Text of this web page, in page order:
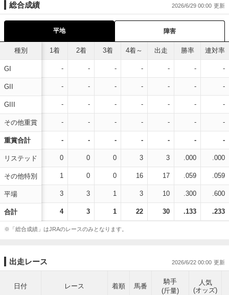
総合成績 2026/6/29 00:00
平地 障害
種別
GI
GII
GIII
その他重賞
重賞合計
リステッド
その他特別
平場
合計
1着 2着 3着 4着～ 出走 勝率 連対率
- - - - - - -
- - - - - - -
- - - - - - -
- - - - - - -
- - - - - - -
0 0 0 3 3 .000 .000
1 0 0 16 17 .059 .059
3 3 1 3 10 .300 .600
4 3 1 22 30 .133 .233
※「総合成績」はJRAのレースのみとなります。
出走レース 2026/6/22 00:00
日付 レース 着順 馬番
騎手
(斤量)
人気
(オッズ)